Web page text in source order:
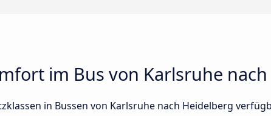
im Bus von Karlsruhe
in Bussen von Karlsruhe nach Heidelberg